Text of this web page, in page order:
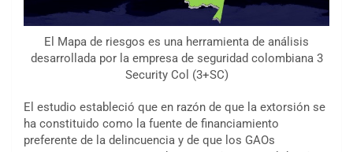
El Mapa de riesgos es una herramienta de análisis
desarrollada por la empresa de seguridad colombiana 3
Security Col (3+SC)
El estudio estableció que en razón de que la extorsión se
ha constituido como la fuente de financiamiento
preferente de la delincuencia y de que los GAOs